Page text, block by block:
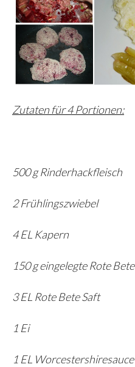
Zutaten für 4 Portionen:
500 g Rinderhackfleisch
2 Frühlingszwiebel
4 EL Kapern
150 g eingelegte Rote Bete
3 EL Rote Bete Saft
1 Ei
1 EL Worcestershiresauce